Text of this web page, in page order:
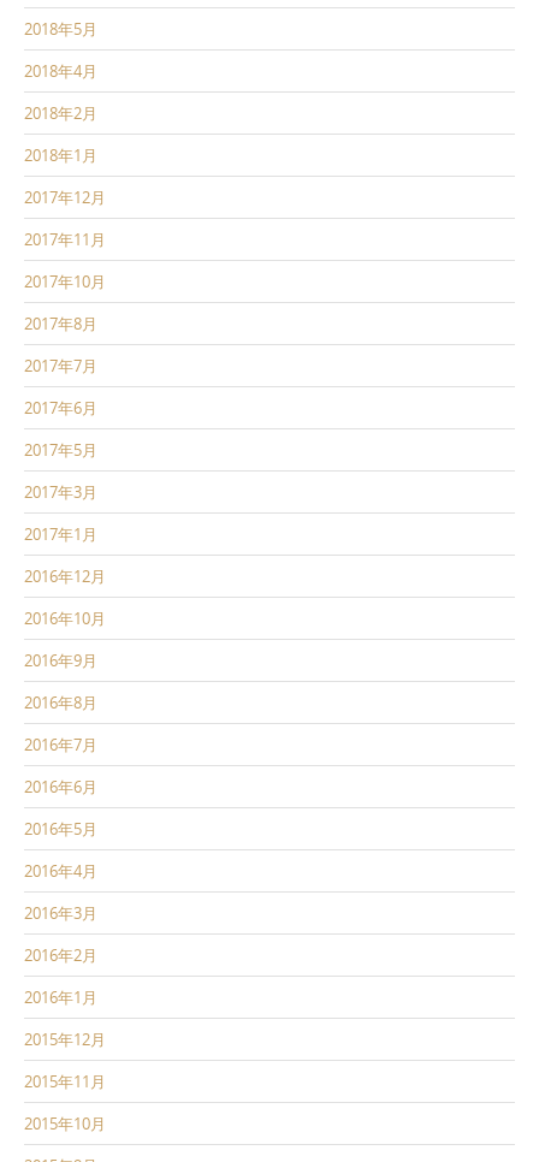
2018年5月
2018年4月
2018年2月
2018年1月
2017年12月
2017年11月
2017年10月
2017年8月
2017年7月
2017年6月
2017年5月
2017年3月
2017年1月
2016年12月
2016年10月
2016年9月
2016年8月
2016年7月
2016年6月
2016年5月
2016年4月
2016年3月
2016年2月
2016年1月
2015年12月
2015年11月
2015年10月